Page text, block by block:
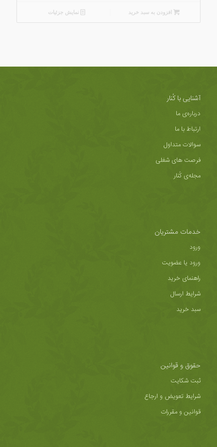
افزودن به سبد خرید نمایش جزئیات
آشنایی با کُنار
درباره‌ی ما
ارتباط با ما
سوالات متداول
فرصت های شغلی
مجله‌ی کُنار
خدمات مشتریان
ورود
ورود یا عضویت
راهنمای خرید
شرایط ارسال
سبد خرید
حقوق و قوانین
ثبت شکایت
شرایط تعویض و ارجاع
قوانین و مقررات